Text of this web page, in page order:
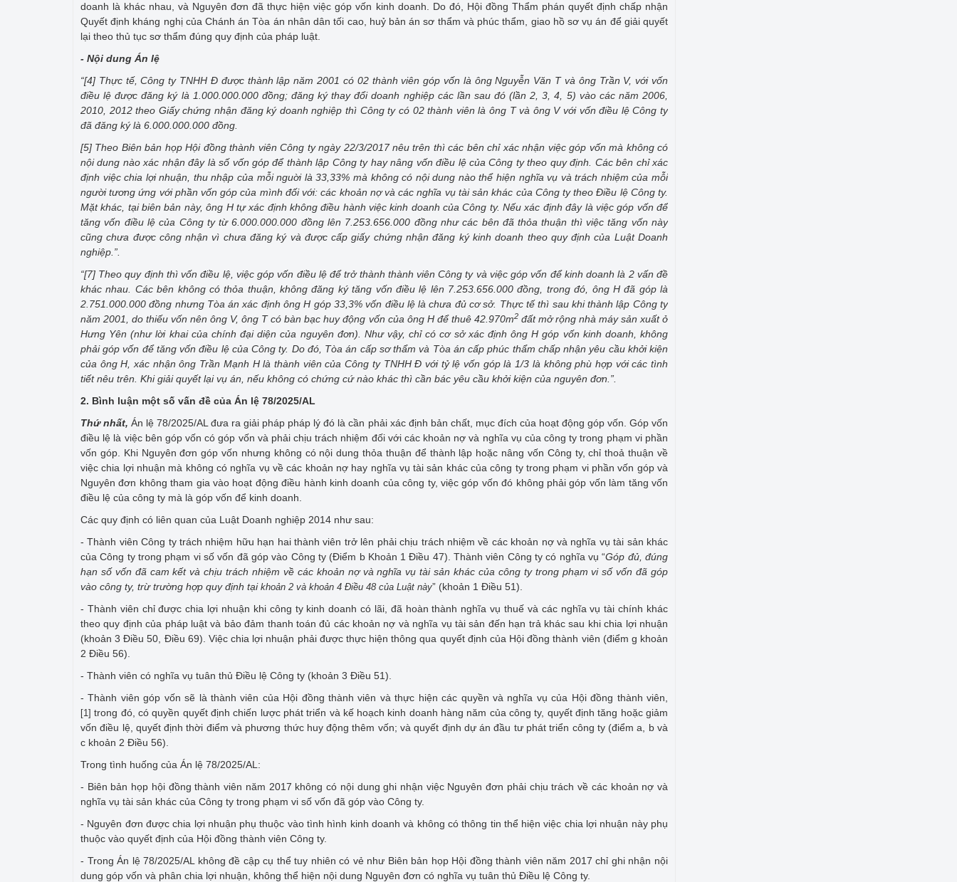
doanh là khác nhau, và Nguyên đơn đã thực hiện việc góp vốn kinh doanh. Do đó, Hội đồng Thẩm phán quyết định chấp nhận
Quyết định kháng nghị của Chánh án Tòa án nhân dân tối cao, huỷ bản án sơ thẩm và phúc thẩm, giao hồ sơ vụ án để giải quyết
lại theo thủ tục sơ thẩm đúng quy định của pháp luật.
- Nội dung Án lệ
“[4] Thực tế, Công ty TNHH Đ được thành lập năm 2001 có 02 thành viên góp vốn là ông Nguyễn Văn T và ông Trần V, với vốn
điều lệ được đăng ký là 1.000.000.000 đồng; đăng ký thay đổi doanh nghiệp các lần sau đó (lần 2, 3, 4, 5) vào các năm 2006,
2010, 2012 theo Giấy chứng nhận đăng ký doanh nghiệp thì Công ty có 02 thành viên là ông T và ông V với vốn điều lệ Công ty
đã đăng ký là 6.000.000.000 đồng.
[5] Theo Biên bản họp Hội đồng thành viên Công ty ngày 22/3/2017 nêu trên thì các bên chỉ xác nhận việc góp vốn mà không có
nội dung nào xác nhận đây là số vốn góp để thành lập Công ty hay nâng vốn điều lệ của Công ty theo quy định. Các bên chỉ xác
định việc chia lợi nhuận, thu nhập của mỗi nguời là 33,33% mà không có nội dung nào thể hiện nghĩa vụ và trách nhiệm của mỗi
người tương ứng với phần vốn góp của mình đối với: các khoản nợ và các nghĩa vụ tài sản khác của Công ty theo Điều lệ Công ty.
Mặt khác, tại biên bản này, ông H tự xác định không điều hành việc kinh doanh của Công ty. Nếu xác định đây là việc góp vốn để
tăng vốn điều lệ của Công ty từ 6.000.000.000 đồng lên 7.253.656.000 đồng như các bên đã thỏa thuận thì việc tăng vốn này
cũng chưa được công nhận vì chưa đăng ký và được cấp giấy chứng nhận đăng ký kinh doanh theo quy định của Luật Doanh
nghiệp.”.
“[7] Theo quy định thì vốn điều lệ, việc góp vốn điều lệ để trở thành thành viên Công ty và việc góp vốn để kinh doanh là 2 vấn đề
khác nhau. Các bên không có thỏa thuận, không đăng ký tăng vốn điều lệ lên 7.253.656.000 đồng, trong đó, ông H đã góp là
2.751.000.000 đồng nhưng Tòa án xác định ông H góp 33,3% vốn điều lệ là chưa đủ cơ sở. Thực tế thì sau khi thành lập Công ty
năm 2001, do thiếu vốn nên ông V, ông T có bàn bạc huy động vốn của ông H để thuê 42.970m2đất mở rộng nhà máy sản xuất ở
Hưng Yên (như lời khai của chính đại diện của nguyên đơn). Như vậy, chỉ có cơ sở xác định ông H góp vốn kinh doanh, không
phải góp vốn để tăng vốn điều lệ của Công ty. Do đó, Tòa án cấp sơ thẩm và Tòa án cấp phúc thẩm chấp nhận yêu cầu khởi kiện
của ông H, xác nhận ông Trần Mạnh H là thành viên của Công ty TNHH Đ với tỷ lệ vốn góp là 1/3 là không phù hợp với các tình
tiết nêu trên. Khi giải quyết lại vụ án, nếu không có chứng cứ nào khác thì cần bác yêu cầu khởi kiện của nguyên đơn.”.
2. Bình luận một số vấn đề của Án lệ 78/2025/AL
Thứ nhất, Án lệ 78/2025/AL đưa ra giải pháp pháp lý đó là cần phải xác định bản chất, mục đích của hoạt động góp vốn. Góp vốn
điều lệ là việc bên góp vốn có góp vốn và phải chịu trách nhiệm đối với các khoản nợ và nghĩa vụ của công ty trong phạm vi phần
vốn góp. Khi Nguyên đơn góp vốn nhưng không có nội dung thỏa thuận để thành lập hoặc nâng vốn Công ty, chỉ thoả thuận về
việc chia lợi nhuận mà không có nghĩa vụ về các khoản nợ hay nghĩa vụ tài sản khác của công ty trong phạm vi phần vốn góp và
Nguyên đơn không tham gia vào hoạt động điều hành kinh doanh của công ty, việc góp vốn đó không phải góp vốn làm tăng vốn
điều lệ của công ty mà là góp vốn để kinh doanh.
Các quy định có liên quan của Luật Doanh nghiệp 2014 như sau:
- Thành viên Công ty trách nhiệm hữu hạn hai thành viên trở lên phải chịu trách nhiệm về các khoản nợ và nghĩa vụ tài sản khác
của Công ty trong phạm vi số vốn đã góp vào Công ty (Điểm b Khoản 1 Điều 47). Thành viên Công ty có nghĩa vụ “Góp đủ, đúng
hạn số vốn đã cam kết và chịu trách nhiệm về các khoản nợ và nghĩa vụ tài sản khác của công ty trong phạm vi số vốn đã góp
vào công ty, trừ trường hợp quy định tại khoản 2 và khoản 4 Điều 48 của Luật này” (khoản 1 Điều 51).
- Thành viên chỉ được chia lợi nhuận khi công ty kinh doanh có lãi, đã hoàn thành nghĩa vụ thuế và các nghĩa vụ tài chính khác
theo quy định của pháp luật và bảo đảm thanh toán đủ các khoản nợ và nghĩa vụ tài sản đến hạn trả khác sau khi chia lợi nhuận
(khoản 3 Điều 50, Điều 69). Việc chia lợi nhuận phải được thực hiện thông qua quyết định của Hội đồng thành viên (điểm g khoản
2 Điều 56).
- Thành viên có nghĩa vụ tuân thủ Điều lệ Công ty (khoản 3 Điều 51).
- Thành viên góp vốn sẽ là thành viên của Hội đồng thành viên và thực hiện các quyền và nghĩa vụ của Hội đồng thành viên,
[1] trong đó, có quyền quyết định chiến lược phát triển và kế hoạch kinh doanh hàng năm của công ty, quyết định tăng hoặc giảm
vốn điều lệ, quyết định thời điểm và phương thức huy động thêm vốn; và quyết định dự án đầu tư phát triển công ty (điểm a, b và
c khoản 2 Điều 56).
Trong tình huống của Án lệ 78/2025/AL:
- Biên bản họp hội đồng thành viên năm 2017 không có nội dung ghi nhận việc Nguyên đơn phải chịu trách về các khoản nợ và
nghĩa vụ tài sản khác của Công ty trong phạm vi số vốn đã góp vào Công ty.
- Nguyên đơn được chia lợi nhuận phụ thuộc vào tình hình kinh doanh và không có thông tin thể hiện việc chia lợi nhuận này phụ
thuộc vào quyết định của Hội đồng thành viên Công ty.
- Trong Án lệ 78/2025/AL không đề cập cụ thể tuy nhiên có vẻ như Biên bản họp Hội đồng thành viên năm 2017 chỉ ghi nhận nội
dung góp vốn và phân chia lợi nhuận, không thể hiện nội dung Nguyên đơn có nghĩa vụ tuân thủ Điều lệ Công ty.